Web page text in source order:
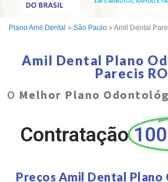
Plano Amil Dental » São Paulo » Amil Dental
Amil Dental Plano
Parecis RO
O Melhor Plano
Contratação
Preços Amil Dental